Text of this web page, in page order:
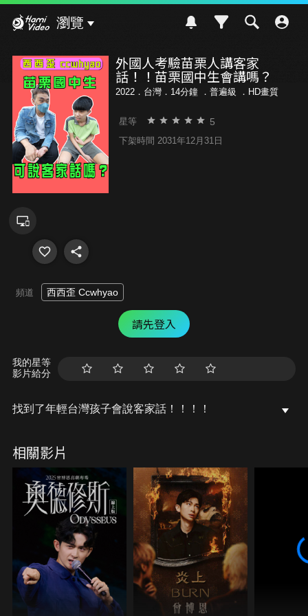
瀏覽
外國人考驗苗栗人講客家
話！！苗栗國中生會講嗎？
2022．台灣．14分鐘 ． 普遍級 ．HD畫質
星等 5
下架時間 2031年12月31日
頻道 西西歪 Ccwhyao
請先登入
我的星等
影片給分
找到了年輕台灣孩子會說客家話！！！！
相關影片